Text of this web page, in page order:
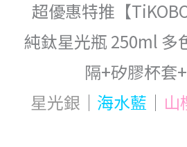
300ml
一
超優惠特推【
純鈦星光瓶 250ml 多
隔+矽膠杯套
星光銀 ｜ 海水藍 ｜ 山